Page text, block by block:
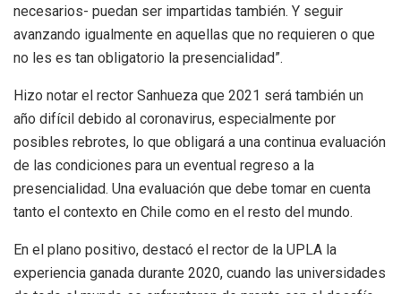
necesarios- puedan ser impartidas también. Y seguir
avanzando igualmente en aquellas que no requieren o que
no les es tan obligatorio la presencialidad”.
Hizo notar el rector Sanhueza que 2021 será también un
año difícil debido al coronavirus, especialmente por
posibles rebrotes, lo que obligará a una continua evaluación
de las condiciones para un eventual regreso a la
presencialidad. Una evaluación que debe tomar en cuenta
tanto el contexto en Chile como en el resto del mundo.
En el plano positivo, destacó el rector de la UPLA la
experiencia ganada durante 2020, cuando las universidades